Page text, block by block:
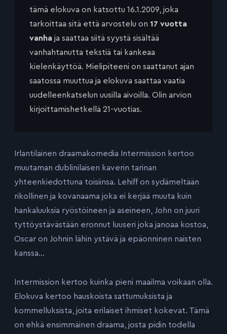
tämä elokuva on katsottu 16.1.2009, joka
tarkoittaa sitä että arvostelu on 17 vuotta
vanha ja saattaa siitä syystä sisältää
vanhahtanutta tekstiä tai kankeaa
kielenkäyttöä. Mielipiteeni on saattanut ajan
saatossa muuttua ja elokuva saattaa vaatia
uudelleenkatselun uusilla aivoilla. Olin arvion
kirjoittamishetkellä 21-vuotias.
Irlantilainen draamakomedia Intermission kertoo
muutaman dublinilaisen kaverin tarinan
yhteenkiedottuna toisiinsa. Lehiff on sydämeltään
rikollinen ja kovanaama joka ei kerjää muuta kuin
hankaluuksia ryöstöineen ja aseineen, John on juuri
tyttöystävästään eronnut luuseri joka janoaa kostoa,
Oscar on Johnin lähin ystävä ja epäonninen naisten
kanssa…
Intermission kertoo kuinka pieni maailma voikaan olla.
Elokuva kertoo hauskoista sattumuksista ja
kommelluksista, joita erilaiset ihmiset kokevat. Tämä
on ehkä ensimmäinen draama, josta pidin todella